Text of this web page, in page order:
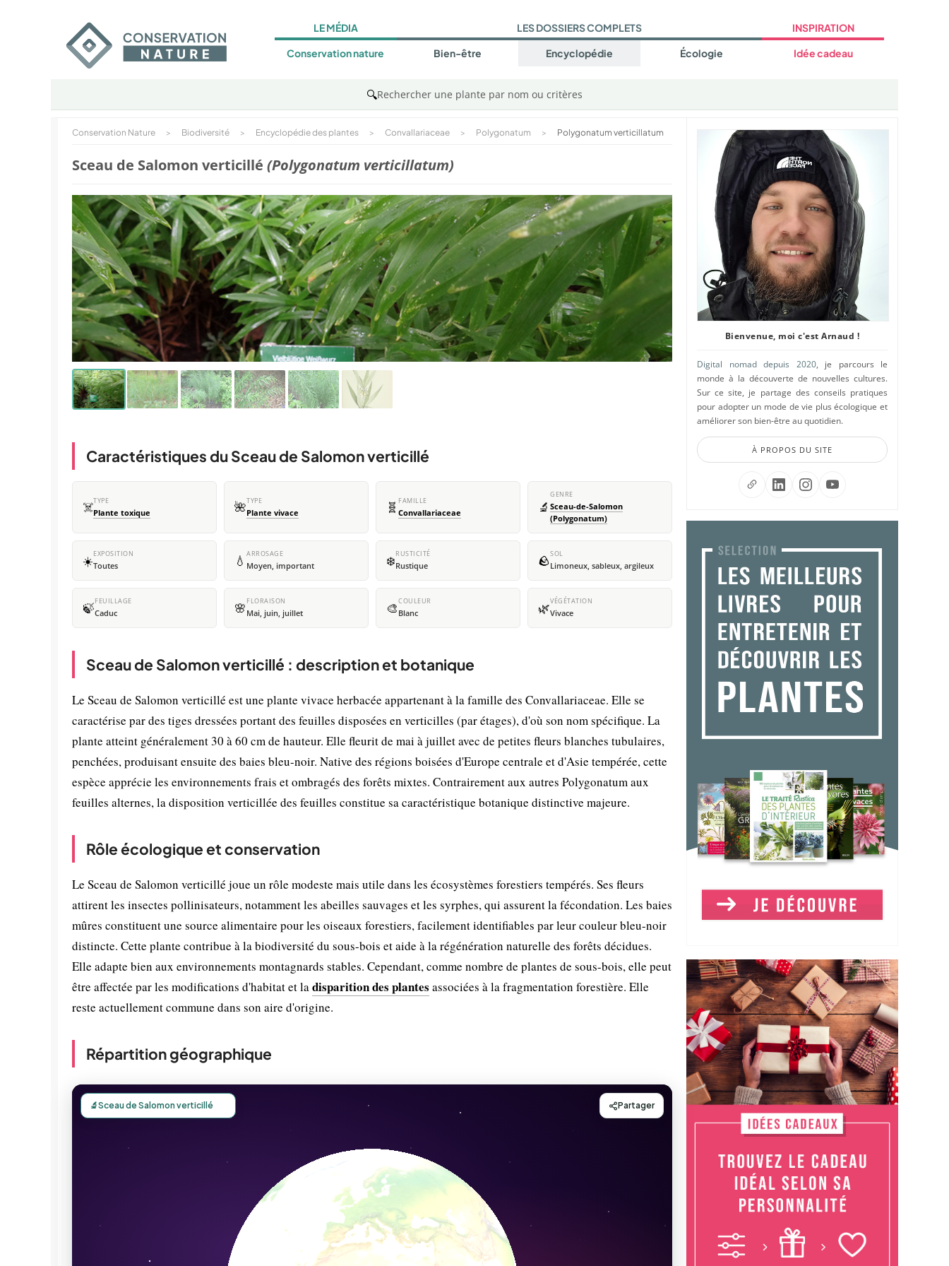
LE MÉDIA
Conservation nature
LES DOSSIERS COMPLETS
Bien-être Encyclopédie Écologie
INSPIRATION
Idée cadeau
🔍Rechercher une plante par nom ou critères
Conservation Nature > Biodiversité > Encyclopédie des plantes > Convallariaceae > Polygonatum > Polygonatum verticillatum
Sceau de Salomon verticillé (Polygonatum verticillatum)
Caractéristiques du Sceau de Salomon verticillé
☠️TYPE
Plante toxique 🌺TYPE
Plante vivace 🧬 FAMILLE
Convallariaceae 🔬
GENRE
Sceau-de-Salomon
(Polygonatum)
☀️EXPOSITION
Toutes 💧 ARROSAGE
Moyen, important ❄️RUSTICITÉ
Rustique 🪨SOL
Limoneux, sableux, argileux
🍃FEUILLAGE
Caduc 🌸 FLORAISON
Mai, juin, juillet 🎨COULEUR
Blanc 🌿VÉGÉTATION
Vivace
Sceau de Salomon verticillé : description et botanique
Le Sceau de Salomon verticillé est une plante vivace herbacée appartenant à la famille des Convallariaceae. Elle se
caractérise par des tiges dressées portant des feuilles disposées en verticilles (par étages), d'où son nom spécifique. La
plante atteint généralement 30 à 60 cm de hauteur. Elle fleurit de mai à juillet avec de petites fleurs blanches tubulaires,
penchées, produisant ensuite des baies bleu-noir. Native des régions boisées d'Europe centrale et d'Asie tempérée, cette
espèce apprécie les environnements frais et ombragés des forêts mixtes. Contrairement aux autres Polygonatum aux
feuilles alternes, la disposition verticillée des feuilles constitue sa caractéristique botanique distinctive majeure.
Rôle écologique et conservation
Le Sceau de Salomon verticillé joue un rôle modeste mais utile dans les écosystèmes forestiers tempérés. Ses fleurs
attirent les insectes pollinisateurs, notamment les abeilles sauvages et les syrphes, qui assurent la fécondation. Les baies
mûres constituent une source alimentaire pour les oiseaux forestiers, facilement identifiables par leur couleur bleu-noir
distincte. Cette plante contribue à la biodiversité du sous-bois et aide à la régénération naturelle des forêts décidues.
Elle adapte bien aux environnements montagnards stables. Cependant, comme nombre de plantes de sous-bois, elle peut
être affectée par les modifications d'habitat et ladisparition des plantes associées à la fragmentation forestière. Elle
reste actuellement commune dans son aire d'origine.
Répartition géographique
Bienvenue, moi c'est Arnaud !
Digital nomad depuis 2020, je parcours le
monde à la découverte de nouvelles cultures.
Sur ce site, je partage des conseils pratiques
pour adopter un mode de vie plus écologique et
améliorer son bien-être au quotidien.
À PROPOS DU SITE